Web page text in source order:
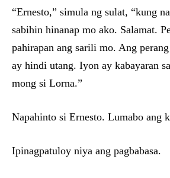
“Ernesto,” simula ng sulat, “kung
sabihin hinanap mo ako. Salamat.
pahirapan ang sarili mo. Ang
ay hindi utang. Iyon ay kabayaran
mong si Lorna.”
Napahinto si Ernesto. Lumabo ang
Ipinagpatuloy niya ang pagbabasa.